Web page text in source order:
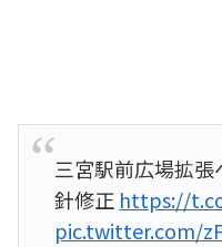
三宮駅前広場拡
針修正 https://
pic.twitter.com/